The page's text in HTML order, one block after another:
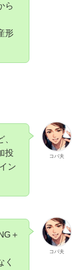
ら
形
コバ夫
投
ン
コバ夫
＋
く